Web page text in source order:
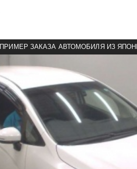
ПРИМЕР ЗАКАЗА АВТОМОБИЛЯ ИЗ